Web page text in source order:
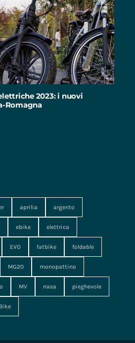
2023: i nuovi
Romagna
aprilia argento
ebike elettrica
EVO fatbike foldable
MG20 monopattino
MV nasa pieghevole